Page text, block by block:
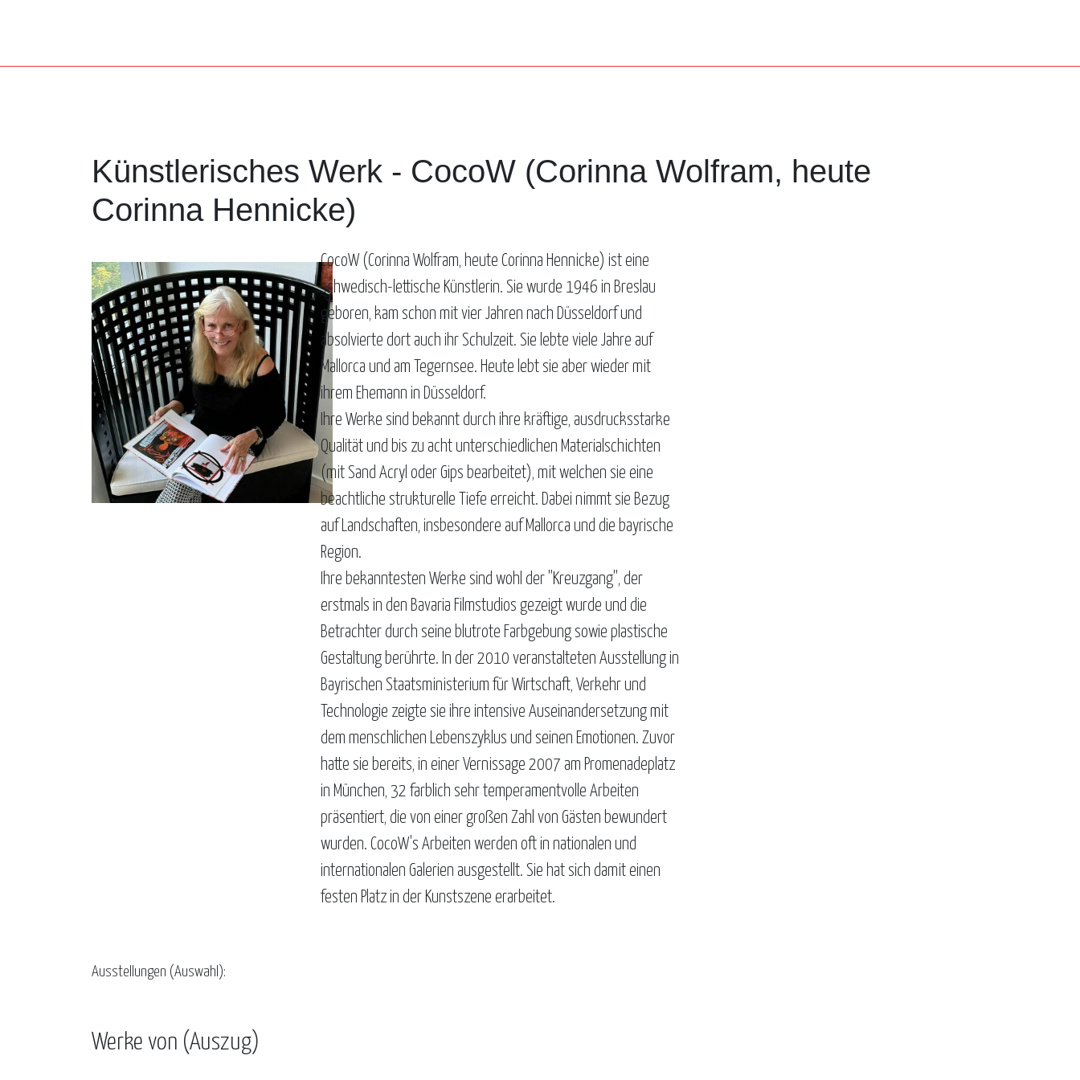
Künstlerisches Werk - CocoW (Corinna Wolfram, heute
Corinna Hennicke)
CocoW (Corinna Wolfram, heute Corinna Hennicke) ist eine
schwedisch-lettische Künstlerin. Sie wurde 1946 in Breslau
geboren, kam schon mit vier Jahren nach Düsseldorf und
absolvierte dort auch ihr Schulzeit. Sie lebte viele Jahre auf
Mallorca und am Tegernsee. Heute lebt sie aber wieder mit
ihrem Ehemann in Düsseldorf.
Ihre Werke sind bekannt durch ihre kräftige, ausdrucksstarke
Qualität und bis zu acht unterschiedlichen Materialschichten
(mit Sand Acryl oder Gips bearbeitet), mit welchen sie eine
beachtliche strukturelle Tiefe erreicht. Dabei nimmt sie Bezug
auf Landschaften, insbesondere auf Mallorca und die bayrische
Region.
Ihre bekanntesten Werke sind wohl der "Kreuzgang", der
erstmals in den Bavaria Filmstudios gezeigt wurde und die
Betrachter durch seine blutrote Farbgebung sowie plastische
Gestaltung berührte. In der 2010 veranstalteten Ausstellung in
Bayrischen Staatsministerium für Wirtschaft, Verkehr und
Technologie zeigte sie ihre intensive Auseinandersetzung mit
dem menschlichen Lebenszyklus und seinen Emotionen. Zuvor
hatte sie bereits, in einer Vernissage 2007 am Promenadeplatz
in München, 32 farblich sehr temperamentvolle Arbeiten
präsentiert, die von einer großen Zahl von Gästen bewundert
wurden. CocoW's Arbeiten werden oft in nationalen und
internationalen Galerien ausgestellt. Sie hat sich damit einen
festen Platz in der Kunstszene erarbeitet.
Ausstellungen (Auswahl):
Werke von (Auszug)